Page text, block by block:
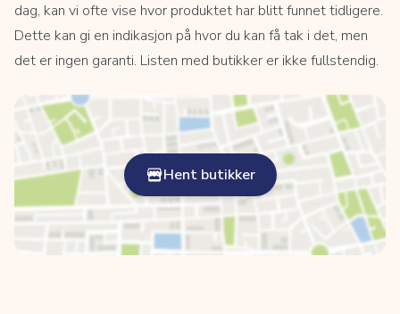
dag, kan vi ofte vise hvor produktet har blitt funnet tidligere.
Dette kan gi en indikasjon på hvor du kan få tak i det, men
det er ingen garanti. Listen med butikker er ikke fullstendig.
Hent butikker